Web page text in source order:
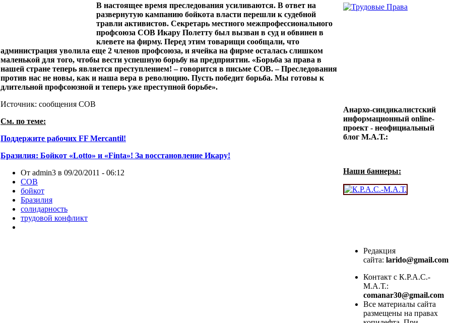
В настоящее время преследования усиливаются. В ответ на
развернутую кампанию бойкота власти перешли к судебной
травли активистов. Секретарь местного межпрофессионального
профсоюза СОВ Икару Полетту был вызван в суд и обвинен в
клевете на фирму. Перед этим товарищи сообщали, что
администрация уволила еще 2 членов профсоюза, и ячейка на фирме осталась слишком
маленькой для того, чтобы вести успешную борьбу на предприятии. «Борьба за права в
нашей стране теперь является преступлением! – говорится в письме СОВ. – Преследования
против нас не новы, как и наша вера в революцию. Пусть победит борьба. Мы готовы к
длительной профсоюзной и теперь уже преступной борьбе».
Источник: сообщения COB
См. по теме:
Поддержите рабочих FF Mercantil!
Бразилия: Бойкот «Lotto» и «Finta»! За восстановление Икару!
От admin3 в 09/20/2011 - 06:12
COB
бойкот
Бразилия
солидарность
трудовой конфликт
Анархо-синдикалистский
информационный online-
проект - неофициальный
блог М.А.Т.:
Наши баннеры:
Редакция
сайта: larido@gmail.com
Контакт с К.Р.А.С.-
М.А.Т.:
comanar30@gmail.com
Все материалы сайта
размещены на правах